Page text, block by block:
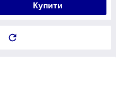
Купити